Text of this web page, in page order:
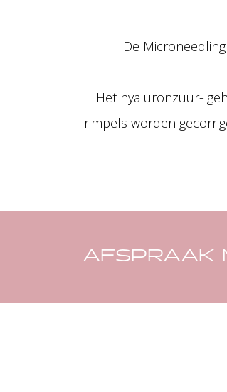
De
Het hyaluronzuur-
rimpels worden
AFSPRAAK